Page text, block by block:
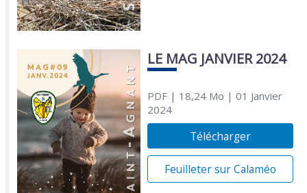
LE MAG JANVIER 2024
PDF| 18,24 Mo | 01 Janvier
2024
Télécharger
Feuilleter sur Calaméo